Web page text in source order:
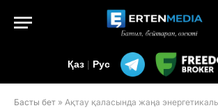
Қаз | Рус
Басты бет » Ақтау қаласында жаңа